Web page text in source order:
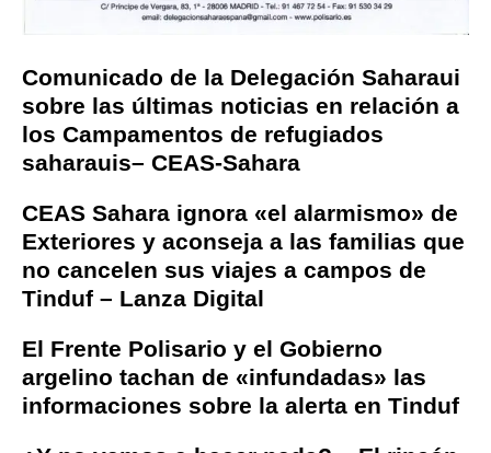
Comunicado de la Delegación Saharaui
sobre las últimas noticias en relación a
los Campamentos de refugiados
saharauis– CEAS-Sahara
CEAS Sahara ignora «el alarmismo» de
Exteriores y aconseja a las familias que
no cancelen sus viajes a campos de
Tinduf – Lanza Digital
El Frente Polisario y el Gobierno
argelino tachan de «infundadas» las
informaciones sobre la alerta en Tinduf